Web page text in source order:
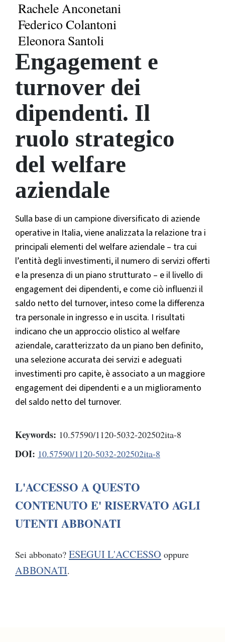
Rachele Anconetani
Federico Colantoni
Eleonora Santoli
Engagement e
turnover dei
dipendenti. Il
ruolo strategico
del welfare
aziendale
Sulla base di un campione diversificato di aziende
operative in Italia, viene analizzata la relazione tra i
principali elementi del welfare aziendale – tra cui
l’entità degli investimenti, il numero di servizi offerti
e la presenza di un piano strutturato – e il livello di
engagement dei dipendenti, e come ciò influenzi il
saldo netto del turnover, inteso come la differenza
tra personale in ingresso e in uscita. I risultati
indicano che un approccio olistico al welfare
aziendale, caratterizzato da un piano ben definito,
una selezione accurata dei servizi e adeguati
investimenti pro capite, è associato a un maggiore
engagement dei dipendenti e a un miglioramento
del saldo netto del turnover.
Keywords: 10.57590/1120-5032-202502ita-8
DOI: 10.57590/1120-5032-202502ita-8
L'ACCESSO A QUESTO
CONTENUTO E' RISERVATO AGLI
UTENTI ABBONATI
Sei abbonato? ESEGUI L'ACCESSO oppure
ABBONATI.